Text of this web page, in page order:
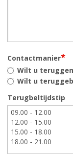
Contactmanier*
Wilt u
Wilt u
Terugbeltijdstip